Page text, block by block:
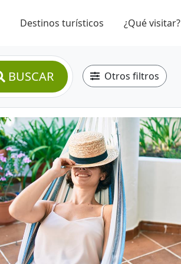
Destinos turísticos ¿Qué visitar?
BUSCAR Otros filtros